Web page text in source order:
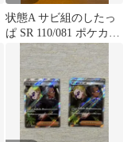
状態A サビ組のしたっ
ぱ SR 110/081 ポケカ
ポケモン ポケモンカー